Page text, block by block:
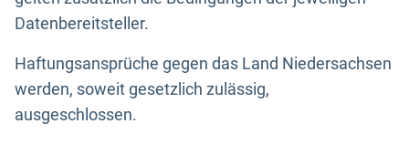
Datenbereitsteller.
Haftungsansprüche gegen das Land Niedersachsen
werden, soweit gesetzlich zulässig,
ausgeschlossen.